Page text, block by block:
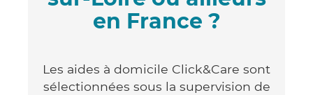
en France ?
Les aides à domicile Click&Care sont
sélectionnées sous la supervision de